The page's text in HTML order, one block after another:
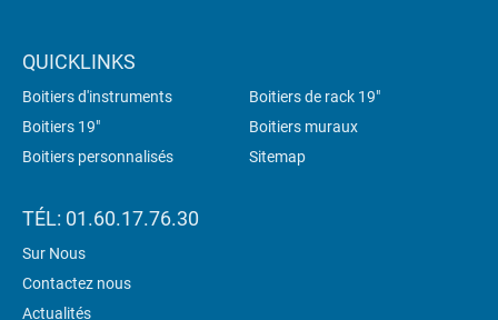
QUICKLINKS
Boitiers d'instruments
Boitiers de rack 19"
Boitiers 19"
Boitiers muraux
Boitiers personnalisés
Sitemap
TÉL: 01.60.17.76.30
Sur Nous
Contactez nous
Actualités